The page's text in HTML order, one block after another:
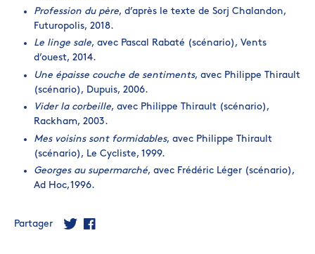
Profession du père, d’après le texte de Sorj Chalandon,
Futuropolis, 2018.
Le linge sale, avec Pascal Rabaté (scénario), Vents
d’ouest, 2014.
Une épaisse couche de sentiments, avec Philippe Thirault
(scénario), Dupuis, 2006.
Vider la corbeille, avec Philippe Thirault (scénario),
Rackham, 2003.
Mes voisins sont formidables, avec Philippe Thirault
(scénario), Le Cycliste, 1999.
Georges au supermarché, avec Frédéric Léger (scénario),
Ad Hoc,1996.
Partager